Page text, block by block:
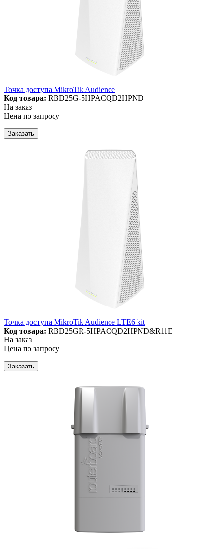
Точка доступа MikroTik Audience
Код товара: RBD25G-5HPACQD2HPND
На заказ
Цена по запросу
Заказать
Точка доступа MikroTik Audience LTE6 kit
Код товара: RBD25GR-5HPACQD2HPND&R11E
На заказ
Цена по запросу
Заказать